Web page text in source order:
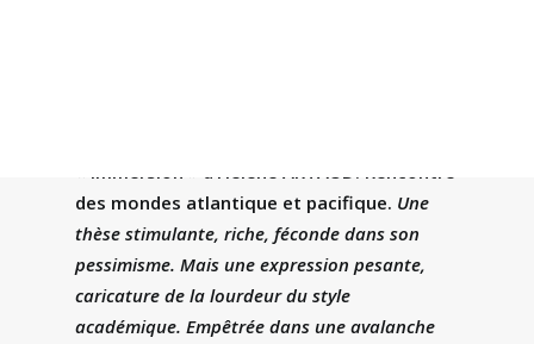
« Immersion » d’Hélène ARTAUD . Rencontre
des mondes atlantique et pacifique. Une
thèse stimulante, riche, féconde dans son
pessimisme. Mais une expression pesante,
caricature de la lourdeur du style
académique. Empêtrée dans une avalanche